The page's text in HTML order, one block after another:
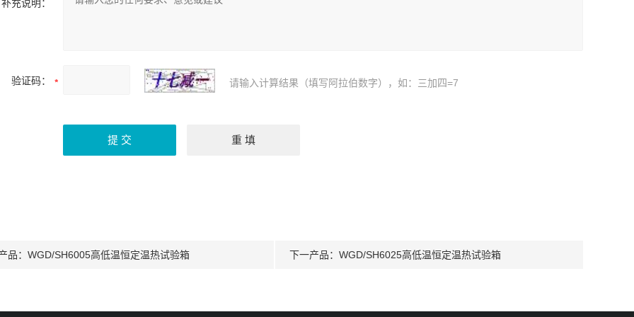
补充说明：
验证码： 请输入计算结果（填写阿拉伯数字），如：三加四=7
品： WGD/SH6005高低温恒定温热试验箱 下一产品： WGD/SH6025高低温恒定温热试验箱